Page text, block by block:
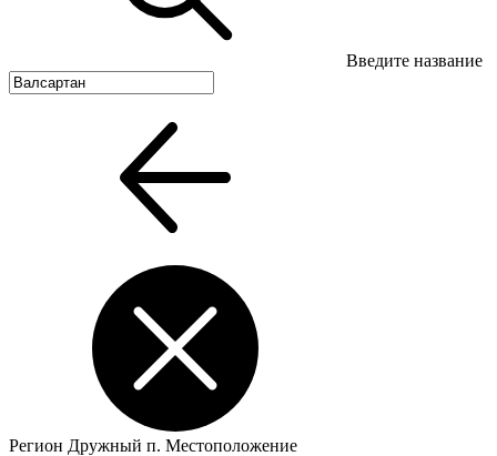
Введите название
Регион Дружный п. Местоположение